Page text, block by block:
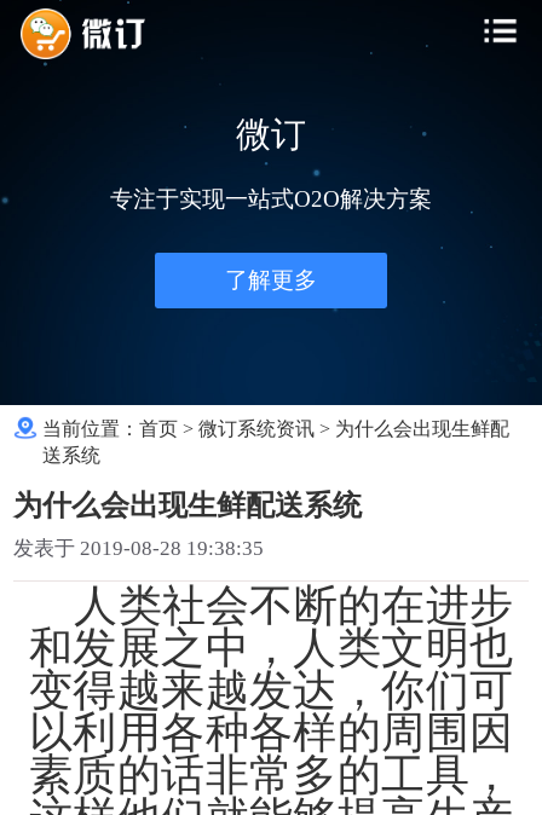
微订
专注于实现一站式O2O解决方案
了解更多
当前位置：首页 >微订系统资讯 > 为什么会出现生鲜配
送系统
为什么会出现生鲜配送系统
发表于 2019-08-28 19:38:35
人类社会不断的在进步
和发展之中，人类文明也
变得越来越发达，你们可
以利用各种各样的周围因
素质的话非常多的工具，